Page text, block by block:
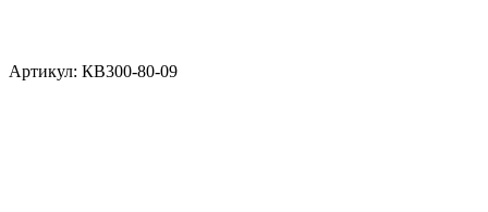
Артикул: КВ300-80-09